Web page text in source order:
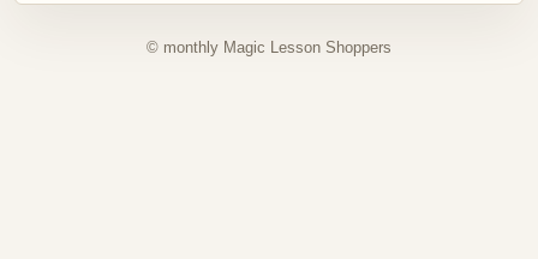
© monthly Magic Lesson Shoppers